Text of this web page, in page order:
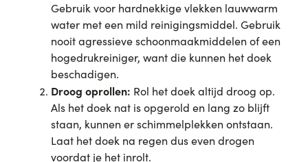
Gebruik voor hardnekkige vlekken lauwwarm
water met een mild reinigingsmiddel. Gebruik
nooit agressieve schoonmaakmiddelen of een
hogedrukreiniger, want die kunnen het doek
beschadigen.
Droog oprollen: Rol het doek altijd droog op.
Als het doek nat is opgerold en lang zo blijft
staan, kunnen er schimmelplekken ontstaan.
Laat het doek na regen dus even drogen
voordat je het inrolt.